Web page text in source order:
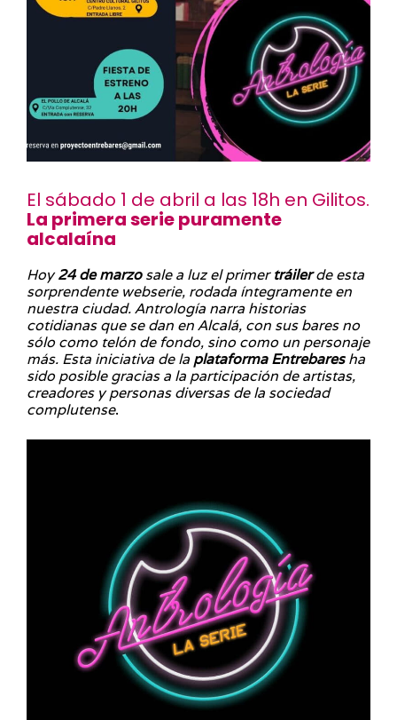
El sábado 1 de abril a las 18h en Gilitos.
La primera serie puramente
alcalaína
Hoy24 de marzosale a luz el primertráilerde esta
sorprendente webserie, rodada íntegramente en
nuestra ciudad. Antrología narra historias
cotidianas que se dan en Alcalá, con sus bares no
sólo como telón de fondo, sino como un personaje
más. Esta iniciativa de la plataforma Entrebaresha
sido posible gracias a la participación de artistas,
creadores y personas diversas de la sociedad
complutense.